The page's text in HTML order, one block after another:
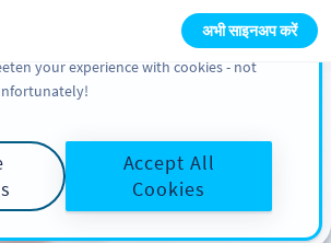
अभी साइनअप करें
to see QR Code use
cases
information about cookies, our
your rights in our
Cookie Policy and
your experience with cookies - not
Accept All
Cookies